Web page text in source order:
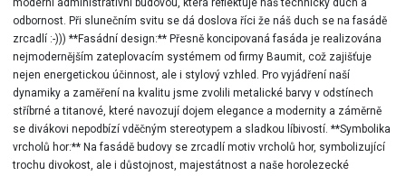
moderní administrativní budovou, která reflektuje náš technický duch a
odbornost. Při slunečním svitu se dá doslova říci že náš duch se na fasádě
zrcadlí :-))) **Fasádní design:** Přesně koncipovaná fasáda je realizována
nejmodernějším zateplovacím systémem od firmy Baumit, což zajišťuje
nejen energetickou účinnost, ale i stylový vzhled. Pro vyjádření naší
dynamiky a zaměření na kvalitu jsme zvolili metalické barvy v odstínech
stříbrné a titanové, které navozují dojem elegance a modernity a záměrně
se divákovi nepodbízí vděčným stereotypem a sladkou líbivostí. **Symbolika
vrcholů hor:** Na fasádě budovy se zrcadlí motiv vrcholů hor, symbolizující
trochu divokost, ale i důstojnost, majestátnost a naše horolezecké